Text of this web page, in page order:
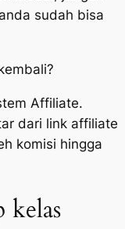
sudah bisa
Affiliate.
dari link affiliate
komisi hingga
kelas